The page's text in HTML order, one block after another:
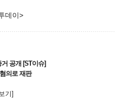
데이>
공개 [ST이슈]
의로 재판
기]